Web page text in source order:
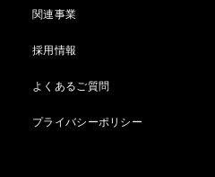
関連事業
採用情報
よくあるご質問
プライバシーポリシー